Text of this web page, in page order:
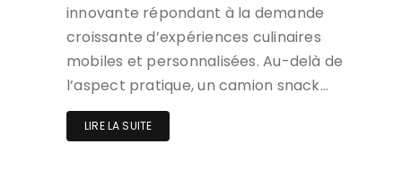
innovante répondant à la demande
croissante d’expériences culinaires
mobiles et personnalisées. Au-delà de
l’aspect pratique, un camion snack…
LIRE LA SUITE